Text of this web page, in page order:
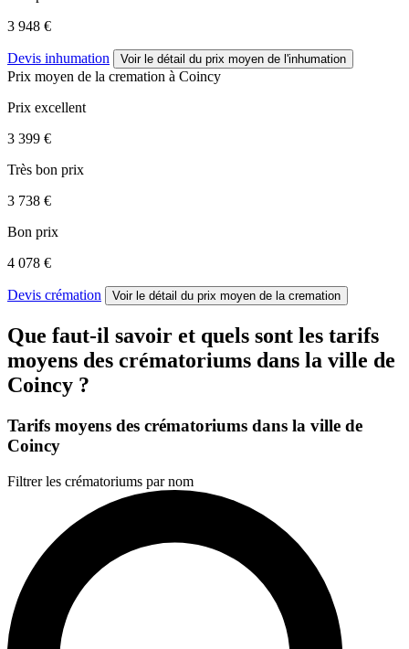
3 948 €
Devis inhumation Voir le détail du prix moyen de l'inhumation
Prix moyen de la cremation à Coincy
Prix excellent
3 399 €
Très bon prix
3 738 €
Bon prix
4 078 €
Devis crémation Voir le détail du prix moyen de la cremation
Que faut-il savoir et quels sont les tarifs
moyens des crématoriums dans la ville de
Coincy ?
Tarifs moyens des crématoriums dans la ville de
Coincy
Filtrer les crématoriums par nom